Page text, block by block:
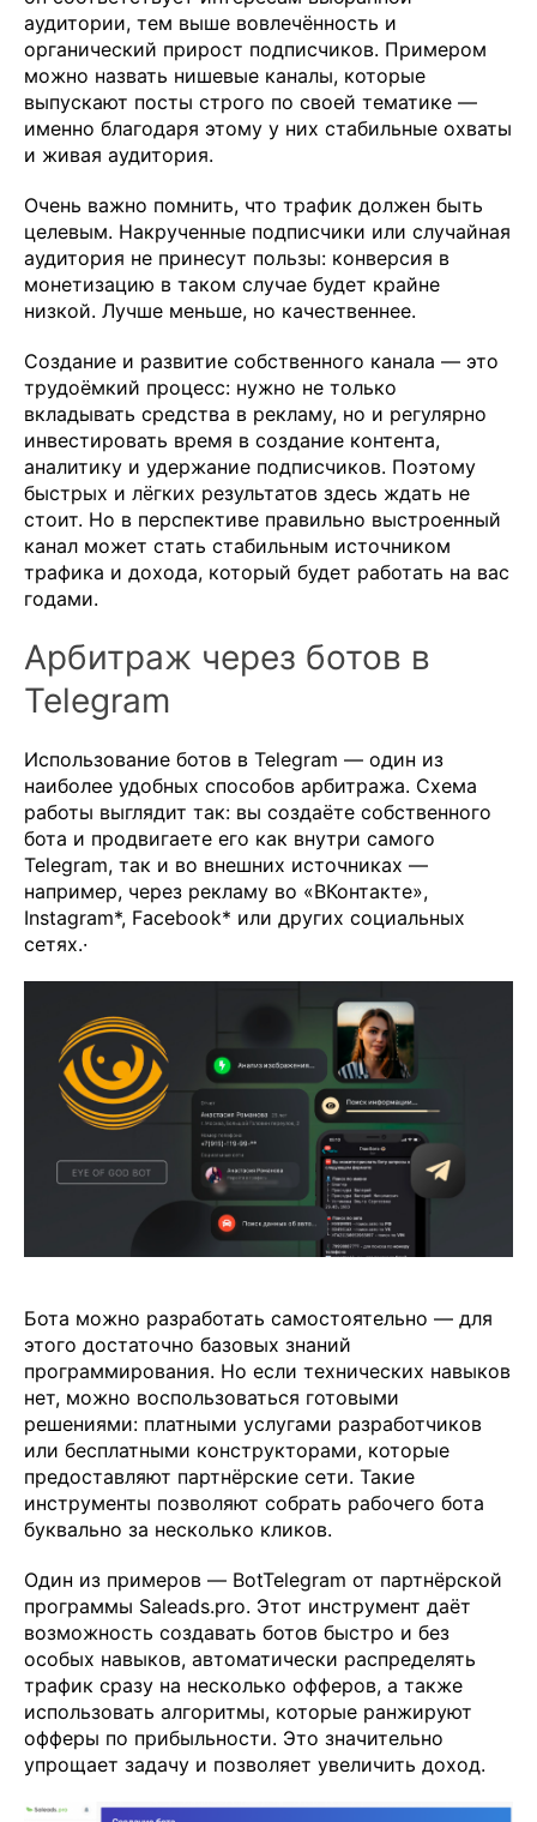
аудитории, тем выше вовлечённость и
органический прирост подписчиков. Примером
можно назвать нишевые каналы, которые
выпускают посты строго по своей тематике —
именно благодаря этому у них стабильные охваты
и живая аудитория.
Очень важно помнить, что трафик должен быть
целевым. Накрученные подписчики или случайная
аудитория не принесут пользы: конверсия в
монетизацию в таком случае будет крайне
низкой. Лучше меньше, но качественнее.
Создание и развитие собственного канала — это
трудоёмкий процесс: нужно не только
вкладывать средства в рекламу, но и регулярно
инвестировать время в создание контента,
аналитику и удержание подписчиков. Поэтому
быстрых и лёгких результатов здесь ждать не
стоит. Но в перспективе правильно выстроенный
канал может стать стабильным источником
трафика и дохода, который будет работать на вас
годами.
Арбитраж через ботов в
Telegram
Использование ботов в Telegram — один из
наиболее удобных способов арбитража. Схема
работы выглядит так: вы создаёте собственного
бота и продвигаете его как внутри самого
Telegram, так и во внешних источниках —
например, через рекламу во «ВКонтакте»,
Instagram*, Facebook* или других социальных
сетях.·
Бота можно разработать самостоятельно — для
этого достаточно базовых знаний
программирования. Но если технических навыков
нет, можно воспользоваться готовыми
решениями: платными услугами разработчиков
или бесплатными конструкторами, которые
предоставляют партнёрские сети. Такие
инструменты позволяют собрать рабочего бота
буквально за несколько кликов.
Один из примеров — BotTelegram от партнёрской
программы Saleads.pro. Этот инструмент даёт
возможность создавать ботов быстро и без
особых навыков, автоматически распределять
трафик сразу на несколько офферов, а также
использовать алгоритмы, которые ранжируют
офферы по прибыльности. Это значительно
упрощает задачу и позволяет увеличить доход.